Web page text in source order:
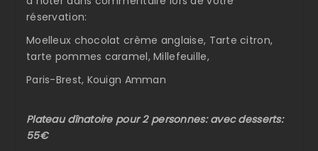
réservation:
Moelleux chocolat crème anglaise, Tarte citron,
tarte pommes caramel, Millefeuille,
Paris-Brest, Kouign Amman
Plateau dînatoire pour 2 personnes: avec desserts:
55€